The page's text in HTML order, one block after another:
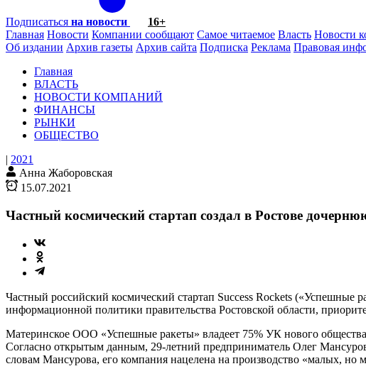
Подписаться на новости
16+
Главная Новости Компании сообщают Самое читаемое Власть Новости
Об издании Архив газеты Архив сайта Подписка Реклама Правовая
Главная
ВЛАСТЬ
НОВОСТИ КОМПАНИЙ
ФИНАНСЫ
РЫНКИ
ОБЩЕСТВО
| 2021
Анна Жаборовская
15.07.2021
Частный космический стартап создал в Ростове
Частный российский космический стартап Success Rockets
информационной политики правительства Ростовской области,
Материнское ООО «Успешные ракеты» владеет 75% УК нового
Согласно открытым данным, 29-летний предприниматель Олег
словам Мансурова, его компания нацелена на производство «малых, но